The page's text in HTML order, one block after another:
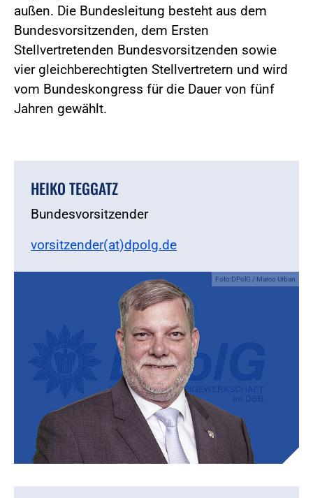
außen. Die Bundesleitung besteht aus dem
Bundesvorsitzenden, dem Ersten
Stellvertretenden Bundesvorsitzenden sowie
vier gleichberechtigten Stellvertretern und wird
vom Bundeskongress für die Dauer von fünf
Jahren gewählt.
HEIKO TEGGATZ
Bundesvorsitzender
vorsitzender(at)dpolg.de
Foto:DPolG / Marco Urban